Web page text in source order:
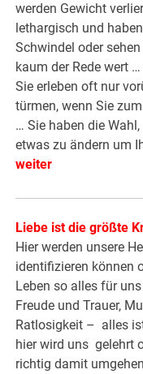
werden Gewicht
lethargisch und
Schwindel oder
kaum der Rede wert
Sie erleben oft nur
türmen, wenn Sie
… Sie haben die
etwas zu ändern um
weiter
Liebe ist die größte
Hier werden unsere
identifizieren können
Leben so alles für
Freude und Trauer,
Ratlosigkeit – alles
hier wird uns gelehrt
richtig damit